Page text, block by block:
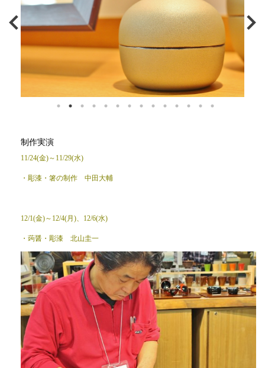
制作実演
11/24(金)～11/29(水)
・彫漆・箸の制作 中田大輔
12/1(金)～12/4(月)、12/6(水)
・蒟醤・彫漆 北山圭一